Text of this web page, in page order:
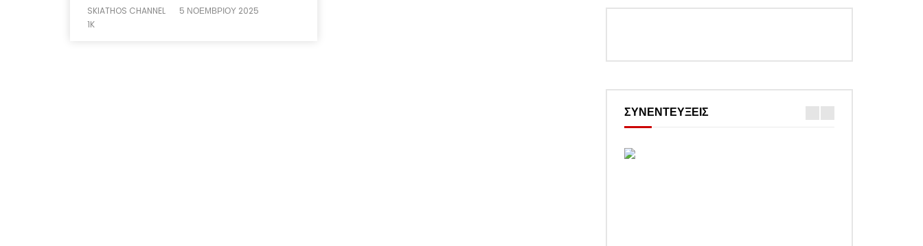
SKIATHOS CHANNEL
5 ΝΟΕΜΒΡΊΟΥ 2025
1K
ΣΥΝΕΝΤΕΥΞΕΙΣ